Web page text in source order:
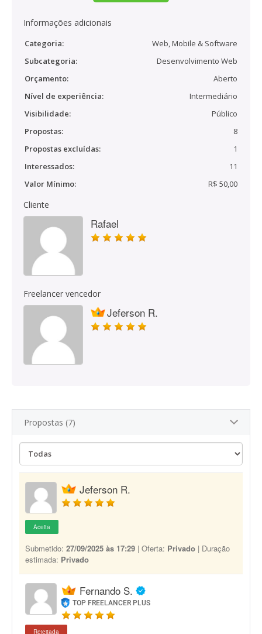
Informações adicionais
Categoria:
Web, Mobile & Software
Subcategoria:
Desenvolvimento Web
Orçamento:
Aberto
Nível de experiência:
Intermediário
Visibilidade:
Público
Propostas:
8
Propostas excluídas:
1
Interessados:
11
Valor Mínimo:
R$ 50,00
Cliente
Rafael
Freelancer vencedor
Jeferson R.
Propostas (7)
Jeferson R.
Aceita
Submetido: 27/09/2025 às 17:29 | Oferta: Privado | Duração
estimada: Privado
Fernando S.
TOP FREELANCER PLUS
Rejeitada